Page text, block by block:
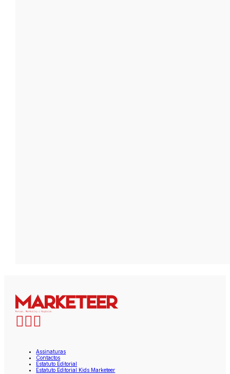
Assinaturas
Contactos
Estatuto Editorial
Estatuto Editorial Kids Marketeer